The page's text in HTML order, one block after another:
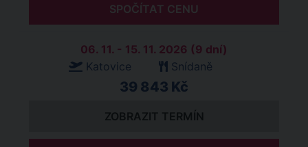
SPOČÍTAT CENU
06. 11. - 15. 11. 2026 (9 dní)
Katovice
Snídaně
39 843 Kč
ZOBRAZIT TERMÍN